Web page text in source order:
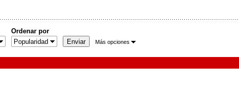
Ordenar por
Más opciones